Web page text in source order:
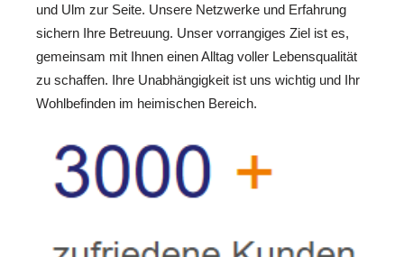
und Ulm zur Seite. Unsere Netzwerke und Erfahrung
sichern Ihre Betreuung. Unser vorrangiges Ziel ist es,
gemeinsam mit Ihnen einen Alltag voller Lebensqualität
zu schaffen. Ihre Unabhängigkeit ist uns wichtig und Ihr
Wohlbefinden im heimischen Bereich.